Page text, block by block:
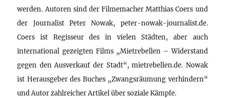
werden. Autoren sind der Filmemacher Matthias Coers und
der Journalist Peter Nowak, peter-nowak-journalist.de.
Coers ist Regisseur des in vielen Städten, aber auch
international gezeigten Films „Mietrebellen – Widerstand
gegen den Ausverkauf der Stadt“, mietrebellen.de. Nowak
ist Herausgeber des Buches „Zwangsräumung verhindern“
und Autor zahlreicher Artikel über soziale Kämpfe.